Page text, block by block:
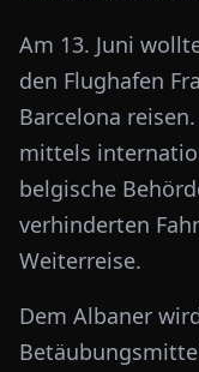
Am 13. Juni
den Flughafen
Barcelona
mittels
belgische
verhinderten
Weiterreise.
Dem Albaner